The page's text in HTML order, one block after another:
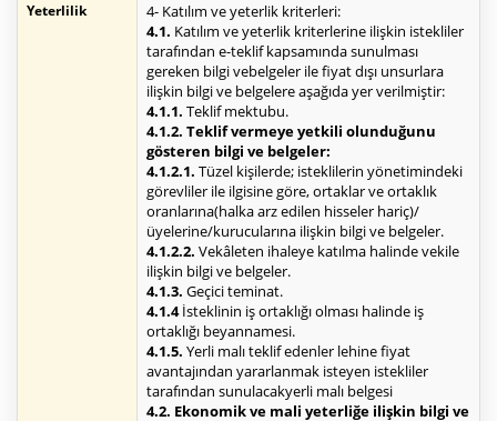
Yeterlilik
4- Katılım ve yeterlik kriterleri:
4.1. Katılım ve yeterlik kriterlerine ilişkin istekliler
tarafından e-teklif kapsamında sunulması
gereken bilgi vebelgeler ile fiyat dışı unsurlara
ilişkin bilgi ve belgelere aşağıda yer verilmiştir:
4.1.1. Teklif mektubu.
4.1.2. Teklif vermeye yetkili olunduğunu
gösteren bilgi ve belgeler:
4.1.2.1. Tüzel kişilerde; isteklilerin yönetimindeki
görevliler ile ilgisine göre, ortaklar ve ortaklık
oranlarına(halka arz edilen hisseler hariç)/
üyelerine/kurucularına ilişkin bilgi ve belgeler.
4.1.2.2. Vekâleten ihaleye katılma halinde vekile
ilişkin bilgi ve belgeler.
4.1.3. Geçici teminat.
4.1.4İsteklinin iş ortaklığı olması halinde iş
ortaklığı beyannamesi.
4.1.5. Yerli malı teklif edenler lehine fiyat
avantajından yararlanmak isteyen istekliler
tarafından sunulacakyerli malı belgesi
4.2. Ekonomik ve mali yeterliğe ilişkin bilgi ve